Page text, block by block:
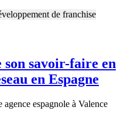
savoir-faire en
en Espagne
espagnole à Valence